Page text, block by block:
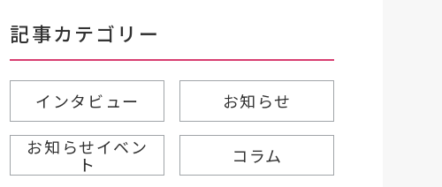
記事カテゴリー
インタビュー
お知らせ
お知らせイベン
ト コラム